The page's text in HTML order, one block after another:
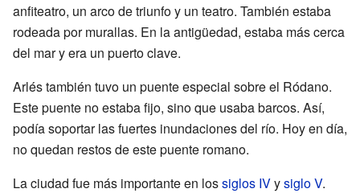
anfiteatro, un arco de triunfo y un teatro. También estaba
rodeada por murallas. En la antigüedad, estaba más cerca
del mar y era un puerto clave.
Arlés también tuvo un puente especial sobre el Ródano.
Este puente no estaba fijo, sino que usaba barcos. Así,
podía soportar las fuertes inundaciones del río. Hoy en día,
no quedan restos de este puente romano.
La ciudad fue más importante en lossiglos IVysiglo V.